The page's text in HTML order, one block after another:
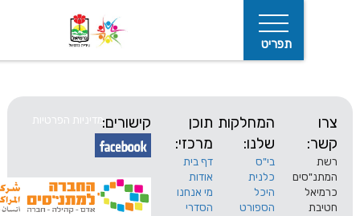
המחלקות
שלנו:
בי"ס
כלנית
היכל
הספורט
תוכן
מרכזי:
דף בית
אודות
מי אנחנו
הסדרי
קישורים: מדיניות הפרטיות